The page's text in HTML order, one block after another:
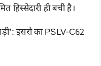
हिस्सेदारी ही बची है।
इसरो का PSLV-C62